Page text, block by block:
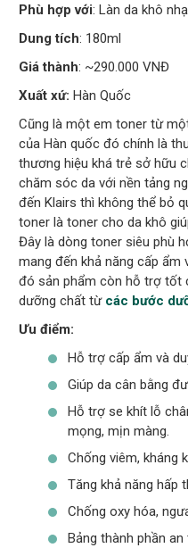
Phù hợp với: Làn da khô
Dung tích: 180ml
Giá thành: ~290.000 VNĐ
Xuất xứ: Hàn Quốc
Cũng là một em toner từ
của Hàn quốc đó chính là
thương hiệu khá trẻ sở hữu
chăm sóc da với nền tảng
đến Klairs thì không thể bỏ
toner là toner cho da khô
Đây là dòng toner siêu phù
mang đến khả năng cấp ẩm
đó sản phẩm còn hỗ trợ tốt
dưỡng chất từ các bước
Ưu điểm:
Hỗ trợ cấp ẩm và
Giúp da cân bằng
Hỗ trợ se khít lỗ
mọng, mịn màng.
Chống viêm, kháng
Tăng khả năng hấp
Chống oxy hóa,
Bảng thành phần